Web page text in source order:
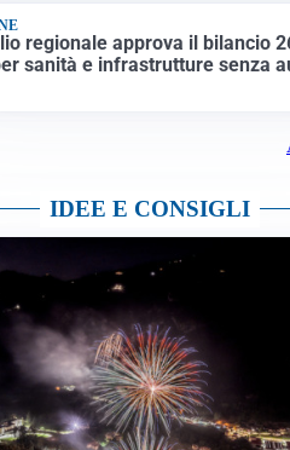
regionale approva il bilancio
sanità e infrastrutture senza
IDEE E CONSIGLI